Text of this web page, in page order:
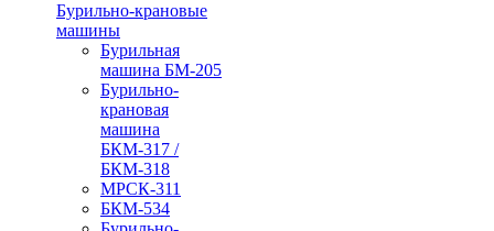
Бурильно-крановые
машины
Бурильная
машина БМ-205
Бурильно-
крановая
машина
БКМ-317 /
БКМ-318
МРСК-311
БКМ-534